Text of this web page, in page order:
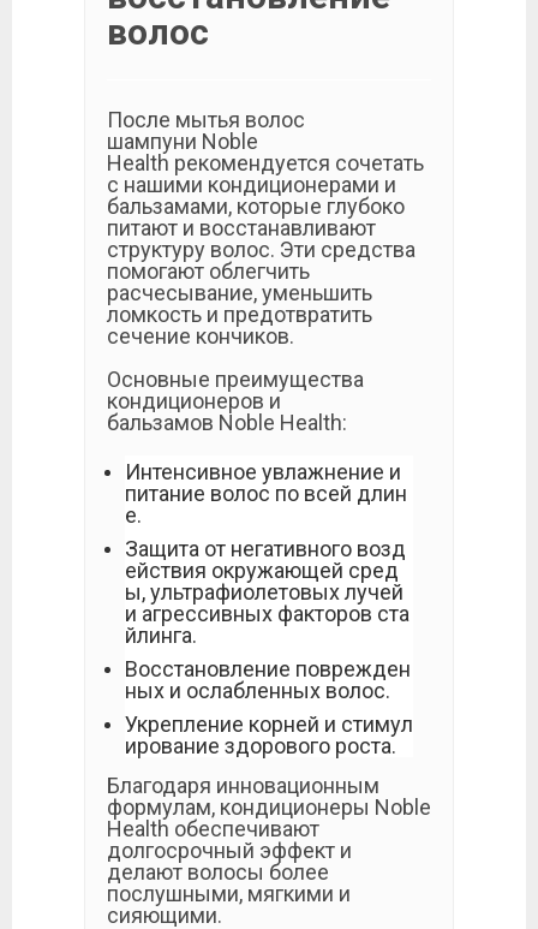
волос
После мытья волос
шампуни Noble
Health рекомендуется сочетать
с нашими кондиционерами и
бальзамами, которые глубоко
питают и восстанавливают
структуру волос. Эти средства
помогают облегчить
расчесывание, уменьшить
ломкость и предотвратить
сечение кончиков.
Основные преимущества
кондиционеров и
бальзамов Noble Health:
Интенсивное увлажнение и
питание волос по всей длин
е.
Защита от негативного возд
ействия окружающей сред
ы, ультрафиолетовых лучей
и агрессивных факторов ста
йлинга.
Восстановление поврежден
ных и ослабленных волос.
Укрепление корней и стимул
ирование здорового роста.
Благодаря инновационным
формулам, кондиционеры Noble
Health обеспечивают
долгосрочный эффект и
делают волосы более
послушными, мягкими и
сияющими.